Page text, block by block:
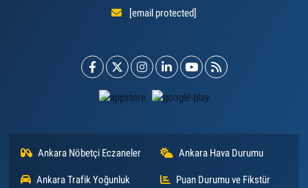
[email protected]
Ankara Nöbetçi Eczaneler Ankara Hava Durumu
Ankara Trafik Yoğunluk
Puan Durumu ve Fikstür